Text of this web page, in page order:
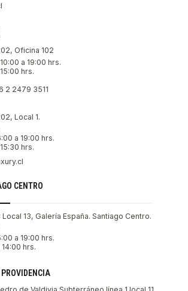
Oficina 102
a 19:00 hrs.
hrs.
2 2479 3511
Local 1.
a 19:00 hrs.
hrs.
CENTRO
13, Galería España. Santiago Centro.
a 19:00 hrs.
hrs.